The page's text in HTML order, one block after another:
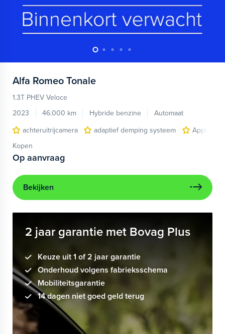
Alfa Romeo Tonale
1.3T PHEV Veloce
2023
46.000 km Hybride benzine
Automaat
achteruitrijcamera
adaptief demping systeem
Apple
Kopen
Op aanvraag
Bekijken
2 jaar garantie met Bovag Plus
Keuze uit 1 of 2 jaar garantie
Onderhoud volgens fabrieksschema
Mobiliteitsgarantie
14 dagen niet goed geld terug